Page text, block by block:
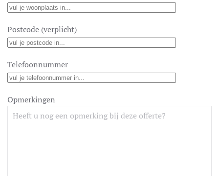
Postcode (verplicht)
Telefoonnummer
Opmerkingen